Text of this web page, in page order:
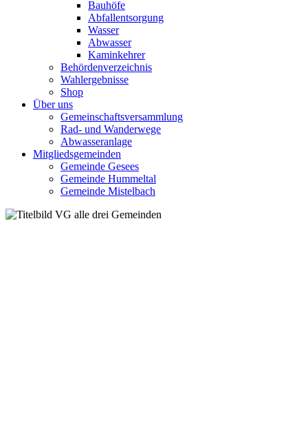
Bauhöfe
Abfallentsorgung
Wasser
Abwasser
Kaminkehrer
Behördenverzeichnis
Wahlergebnisse
Shop
Über uns
Gemeinschaftsversammlung
Rad- und Wanderwege
Abwasseranlage
Mitgliedsgemeinden
Gemeinde Gesees
Gemeinde Hummeltal
Gemeinde Mistelbach